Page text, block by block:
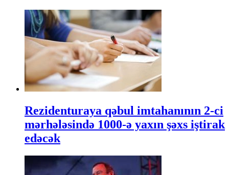
Rezidenturaya qəbul imtahanının 2-ci
mərhələsində 1000-ə yaxın şəxs iştirak
edəcək